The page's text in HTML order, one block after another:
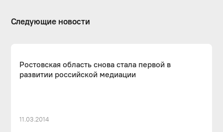
Следующие новости
Ростовская область снова стала первой в
развитии российской медиации
11.03.2014